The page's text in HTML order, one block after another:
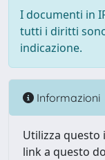
I documenti in
tutti i diritti
indicazione.
Informazioni
Utilizza
link a questo